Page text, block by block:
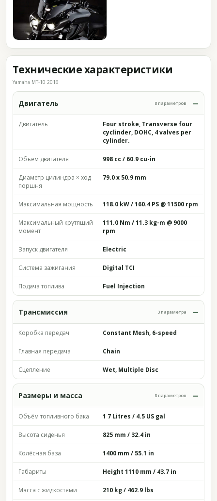
Технические характеристики
Yamaha MT-10 2016
Двигатель 8 параметров
Двигатель
Four stroke, Transverse four
cyclinder, DOHC, 4 valves per
cylinder.
Объём двигателя 998 cc / 60.9 cu-in
Диаметр цилиндра × ход
поршня
79.0 x 50.9 mm
Максимальная мощность 118.0 kW / 160.4 PS @ 11500 rpm
Максимальный крутящий
момент
111.0 Nm / 11.3 kg-m @ 9000
rpm
Запуск двигателя Electric
Система зажигания Digital TCI
Подача топлива Fuel Injection
Трансмиссия 3 параметра
Коробка передач Constant Mesh, 6-speed
Главная передача Chain
Сцепление Wet, Multiple Disc
Размеры и масса 8 параметров
Объём топливного бака 1 7 Litres / 4.5 US gal
Высота сиденья 825 mm / 32.4 in
Колёсная база 1400 mm / 55.1 in
Габариты Height 1110 mm / 43.7 in
Масса с жидкостями 210 kg / 462.9 lbs